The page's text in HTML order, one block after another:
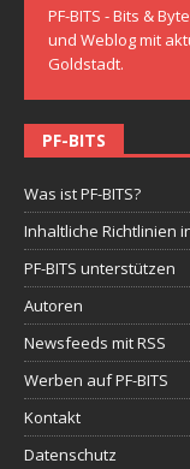
PF-BITS - Bits &
und Weblog mit
Goldstadt.
PF-BITS
Was ist PF-BITS?
Inhaltliche Richtlinien
PF-BITS unterstützen
Autoren
Newsfeeds mit RSS
Werben auf PF-BITS
Kontakt
Datenschutz